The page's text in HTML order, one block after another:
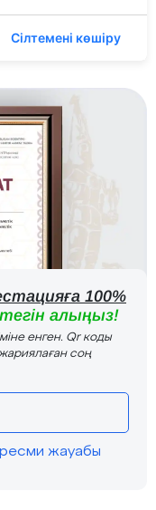
Сілтемені көшіру
100%
алыңыз!
енген. Qr коды
соң
ресми жауабы